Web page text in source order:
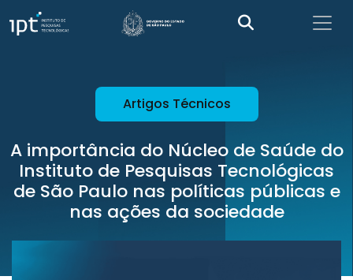
Artigos Técnicos
A importância do Núcleo de Saúde do
Instituto de Pesquisas Tecnológicas
de São Paulo nas políticas públicas e
nas ações da sociedade